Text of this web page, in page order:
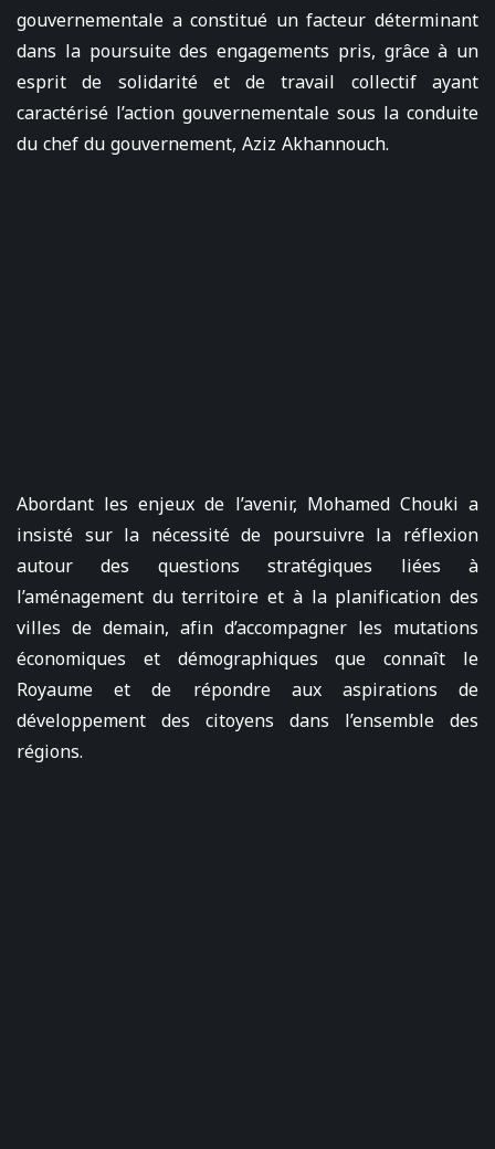
gouvernementale a constitué un facteur déterminant
dans la poursuite des engagements pris, grâce à un
esprit de solidarité et de travail collectif ayant
caractérisé l’action gouvernementale sous la conduite
du chef du gouvernement, Aziz Akhannouch.
Abordant les enjeux de l’avenir, Mohamed Chouki a
insisté sur la nécessité de poursuivre la réflexion
autour des questions stratégiques liées à
l’aménagement du territoire et à la planification des
villes de demain, afin d’accompagner les mutations
économiques et démographiques que connaît le
Royaume et de répondre aux aspirations de
développement des citoyens dans l’ensemble des
régions.